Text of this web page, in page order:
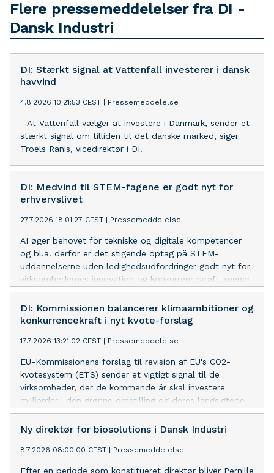
Flere pressemeddelelser fra DI -
Dansk Industri
DI: Stærkt signal at Vattenfall investerer i dansk
havvind
4.8.2026 10:21:53 CEST Pressemeddelelse
- At Vattenfall vælger at investere i Danmark, sender et
stærkt signal om tilliden til det danske marked, siger
Troels Ranis, vicedirektør i DI.
DI: Medvind til STEM-fagene er godt nyt for
erhvervslivet
27.7.2026 18:01:27 CEST Pressemeddelelse
AI øger behovet for tekniske og digitale kompetencer
og bl.a. derfor er det stigende optag på STEM-
uddannelserne uden ledighedsudfordringer godt nyt for
virksomhedernes innovation og konkurrencekraft, mener
DI’s underdirektør.
DI: Kommissionen balancerer klimaambitioner og
konkurrencekraft i nyt kvote-forslag
17.7.2026 13:21:02 CEST Pressemeddelelse
EU-Kommissionens forslag til revision af EU's CO2-
kvotesystem (ETS) sender et vigtigt signal til de
virksomheder, der de kommende år skal investere
milliarder i den grønne omstilling og deres langsigtede
konkurrencekraft, lyder det fra DI.
Ny direktør for biosolutions i Dansk Industri
8.7.2026 08:00:00 CEST Pressemeddelelse
Efter en periode som konstitueret direktør bliver Pernille